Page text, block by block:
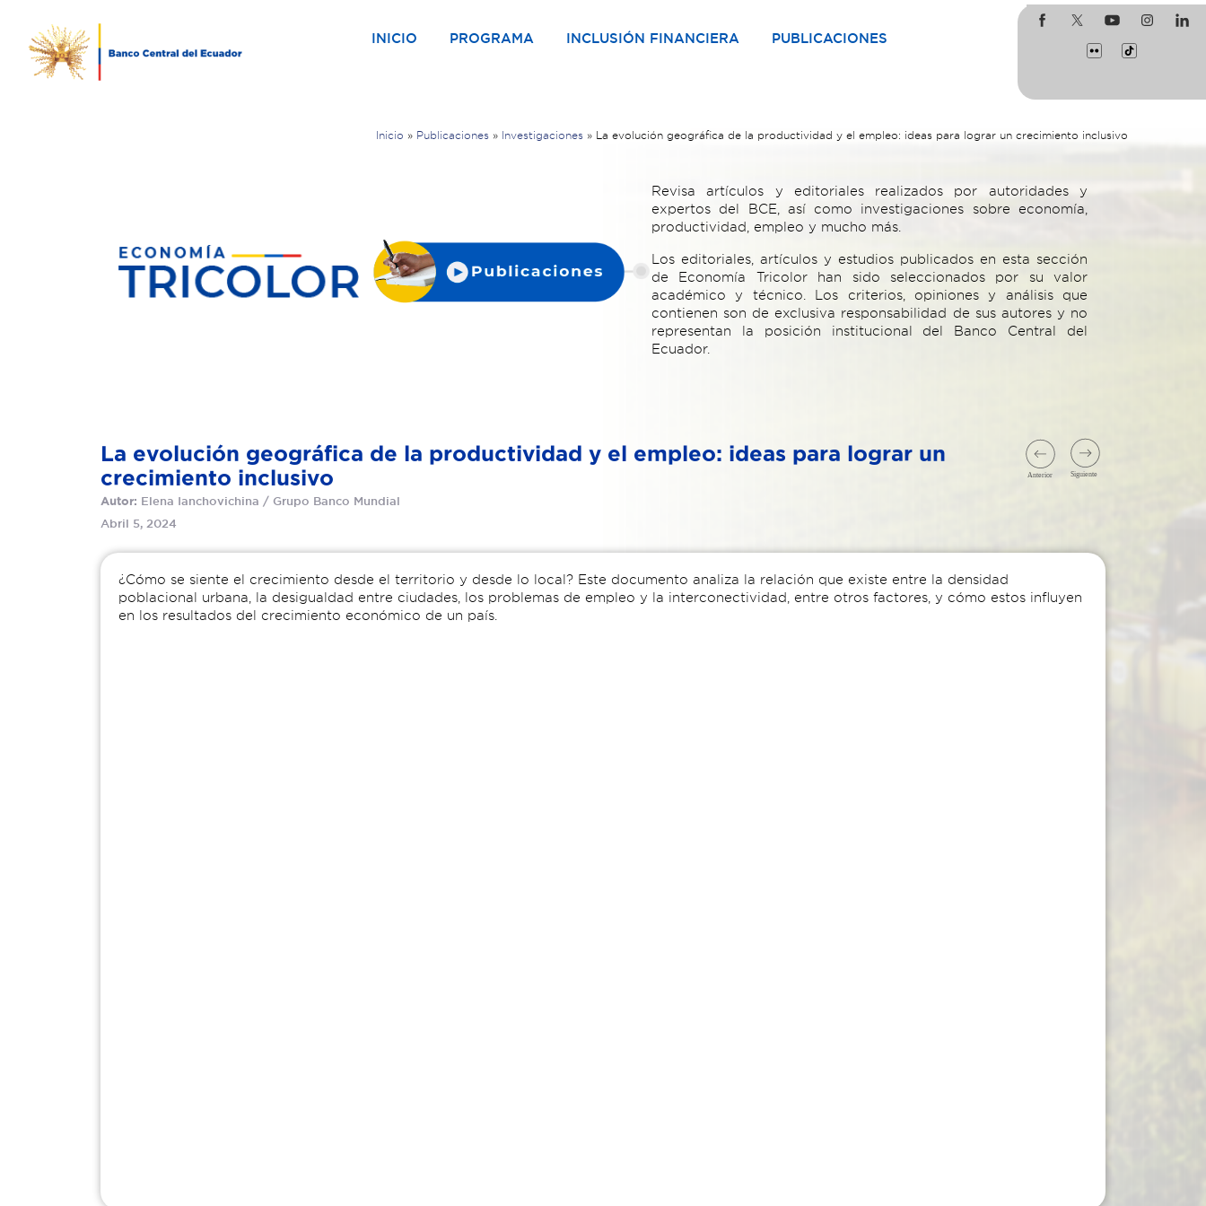
INICIO PROGRAMA INCLUSIÓN FINANCIERA PUBLICACIONES
Inicio » Publicaciones » Investigaciones » La evolución geográfica de la productividad y el empleo: ideas para lograr un crecimiento inclusivo
Revisa artículos y editoriales realizados por autoridades y
expertos del BCE, así como investigaciones sobre economía,
productividad, empleo y mucho más.
Los editoriales, artículos y estudios publicados en esta sección
de Economía Tricolor han sido seleccionados por su valor
académico y técnico. Los criterios, opiniones y análisis que
contienen son de exclusiva responsabilidad de sus autores y no
representan la posición institucional del Banco Central del
Ecuador.
La evolución geográfica de la productividad y el empleo: ideas para lograr un
crecimiento inclusivo
Autor: Elena Ianchovichina / Grupo Banco Mundial
Abril 5, 2024
¿Cómo se siente el crecimiento desde el territorio y desde lo local? Este documento analiza la relación que existe entre la densidad
poblacional urbana, la desigualdad entre ciudades, los problemas de empleo y la interconectividad, entre otros factores, y cómo estos influyen
en los resultados del crecimiento económico de un país.